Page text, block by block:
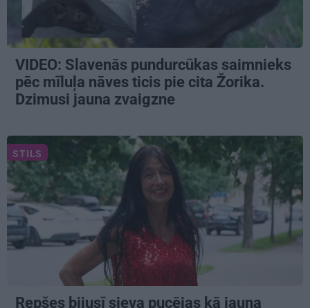
VIDEO: Slavenās pundurcūkas saimnieks
pēc mīluļa nāves ticis pie cita Žorika.
Dzimusi jauna zvaigzne
STILS
Repšes bijusī sieva pucējas kā jauna